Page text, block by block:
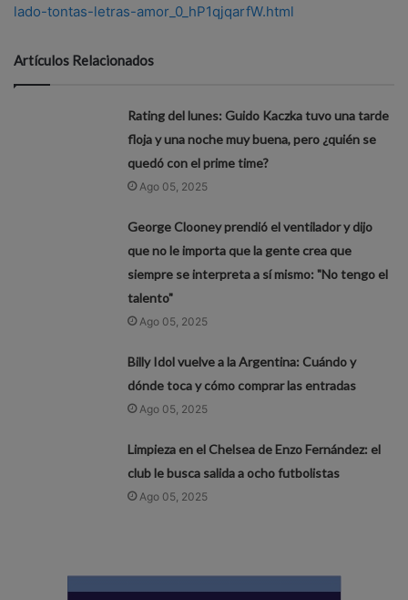
lado-tontas-letras-amor_0_hP1qjqarfW.html
Artículos Relacionados
Rating del lunes: Guido Kaczka tuvo una tarde
floja y una noche muy buena, pero ¿quién se
quedó con el prime time?
Ago 05, 2025
George Clooney prendió el ventilador y dijo
que no le importa que la gente crea que
siempre se interpreta a sí mismo: "No tengo el
talento"
Ago 05, 2025
Billy Idol vuelve a la Argentina: Cuándo y
dónde toca y cómo comprar las entradas
Ago 05, 2025
Limpieza en el Chelsea de Enzo Fernández: el
club le busca salida a ocho futbolistas
Ago 05, 2025